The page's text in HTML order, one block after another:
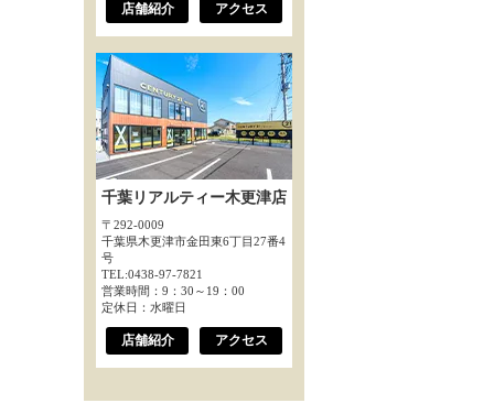
店舗紹介 アクセス
千葉リアルティー木更津店
〒292-0009
千葉県木更津市金田東6丁目27番4
号
TEL:0438-97-7821
営業時間：9：30～19：00
定休日：水曜日
店舗紹介 アクセス